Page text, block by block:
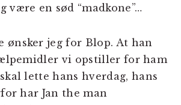
være en sød “madkone”…
ønsker jeg for Blop. At han
vi opstiller for ham
lette hans hverdag, hans
har Jan the man